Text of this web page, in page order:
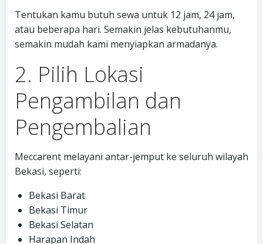
Tentukan kamu butuh sewa untuk 12 jam, 24 jam,
atau beberapa hari. Semakin jelas kebutuhanmu,
semakin mudah kami menyiapkan armadanya.
2. Pilih Lokasi
Pengambilan dan
Pengembalian
Meccarent melayani antar-jemput ke seluruh wilayah
Bekasi, seperti:
Bekasi Barat
Bekasi Timur
Bekasi Selatan
Harapan Indah